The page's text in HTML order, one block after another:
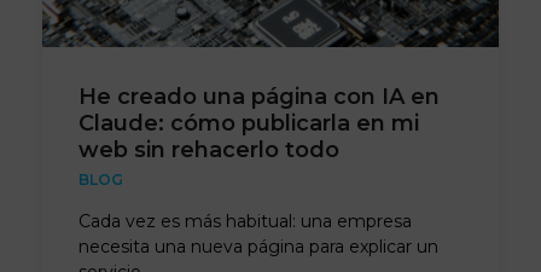
He creado una página con IA en
Claude: cómo publicarla en mi
web sin rehacerlo todo
BLOG
Cada vez es más habitual: una empresa
necesita una nueva página para explicar un